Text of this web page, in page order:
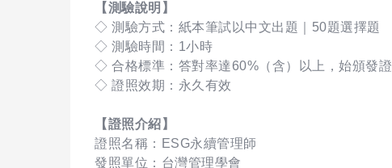
【測驗說明】
◇ 測驗方式：紙本筆試以中文出題｜50題選擇題
◇ 測驗時間：1小時
◇ 合格標準：答對率達60%（含）以上，始頒發
◇ 證照效期：永久有效
【證照介紹】
證照名稱：ESG永續管理師
發照單位：台灣管理學會